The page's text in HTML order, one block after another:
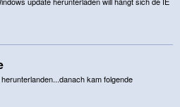
kam folgende